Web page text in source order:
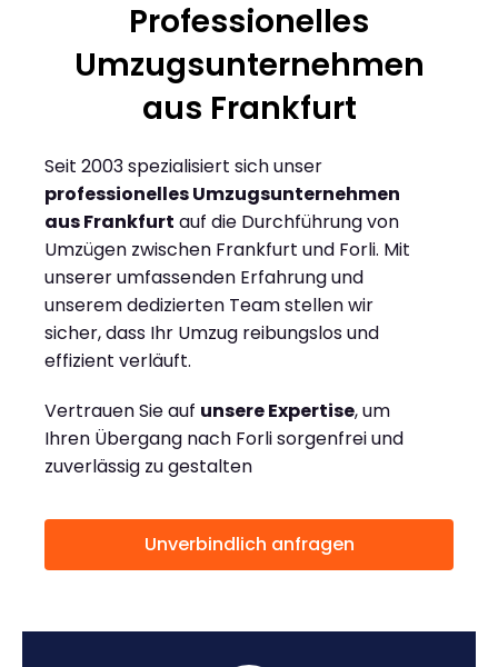
Professionelles
Umzugsunternehmen
aus Frankfurt
Seit 2003 spezialisiert sich unser
professionelles Umzugsunternehmen
aus Frankfurt auf die Durchführung von
Umzügen zwischen Frankfurt und Forli. Mit
unserer umfassenden Erfahrung und
unserem dedizierten Team stellen wir
sicher, dass Ihr Umzug reibungslos und
effizient verläuft.
Vertrauen Sie auf unsere Expertise, um
Ihren Übergang nach Forli sorgenfrei und
zuverlässig zu gestalten
Unverbindlich anfragen